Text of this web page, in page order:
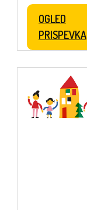
OGLED
PRISPEVKA